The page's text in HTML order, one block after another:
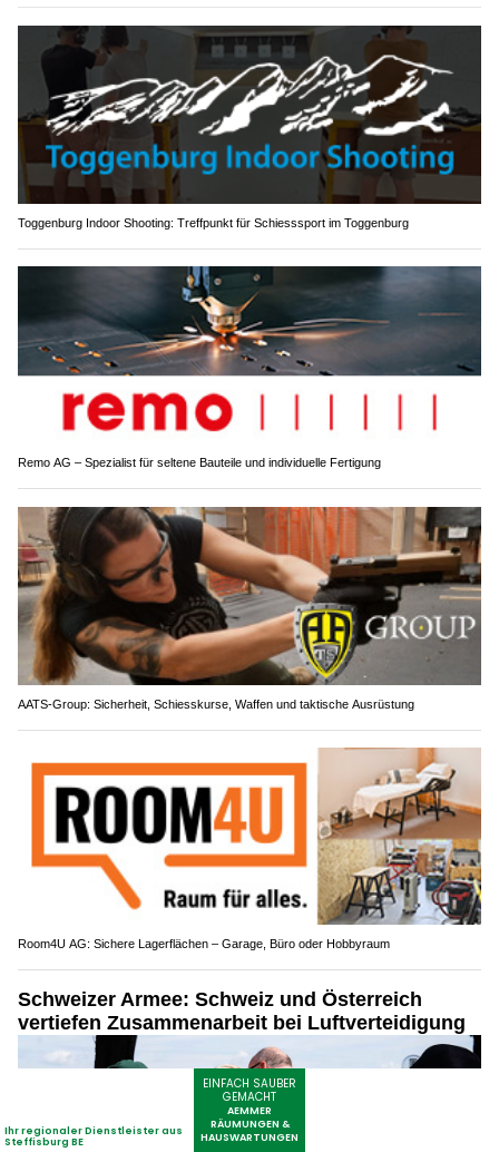
Toggenburg Indoor Shooting: Treffpunkt für Schiesssport im Toggenburg
Remo AG – Spezialist für seltene Bauteile und individuelle Fertigung
AATS-Group: Sicherheit, Schiesskurse, Waffen und taktische Ausrüstung
Room4U AG: Sichere Lagerflächen – Garage, Büro oder Hobbyraum
Schweizer Armee: Schweiz und Österreich
vertiefen Zusammenarbeit bei Luftverteidigung